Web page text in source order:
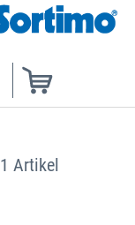
1 Artikel